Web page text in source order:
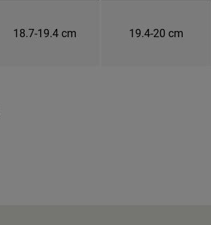
18.7-19.4 cm 19.4-20 cm